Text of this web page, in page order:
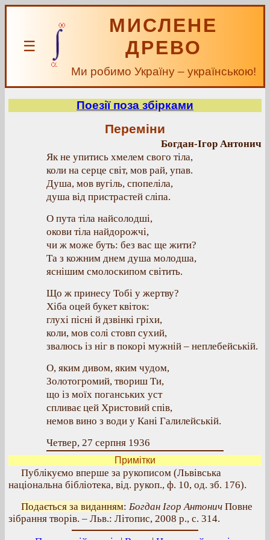
☰
МИСЛЕНЕ
ДРЕВО
Ми робимо Україну – українською!
Поезії поза збірками
Переміни
Богдан-Ігор Антонич
Як не упитись хмелем свого тіла,
коли на серце світ, мов рай, упав.
Душа, мов вугіль, спопеліла,
душа від пристрастей сліпа.
О пута тіла найсолодші,
окови тіла найдорожчі,
чи ж може буть: без вас ще жити?
Та з кожним днем душа молодша,
яснішим смолоскипом світить.
Що ж принесу Тобі у жертву?
Хіба оцей букет квіток:
глухі пісні й дзвінкі гріхи,
коли, мов солі стовп сухий,
звалюсь із ніг в покорі мужній – неплебейській.
О, яким дивом, яким чудом,
Золотогромий, твориш Ти,
що із моїх поганських уст
спливає цей Христовий спів,
немов вино з води у Кані Галилейській.
Четвер, 27 серпня 1936
Примітки
Публікуємо вперше за рукописом (Львівська
національна бібліотека, від. рукоп., ф. 10, од. зб. 176).
Подається за виданням: Богдан Ігор Антонич Повне
зібрання творів. – Льв.: Літопис, 2008 р., с. 314.